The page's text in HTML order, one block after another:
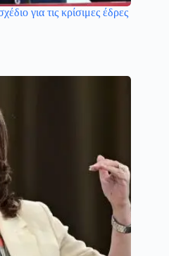
για τις κρίσιμες έδρες